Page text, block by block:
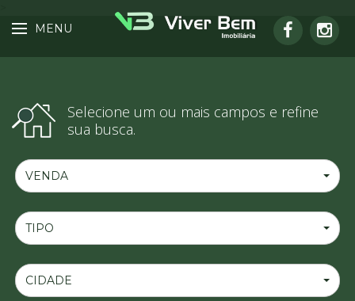
MENU
Selecione um ou mais campos e refine
sua busca.
VENDA
TIPO
CIDADE